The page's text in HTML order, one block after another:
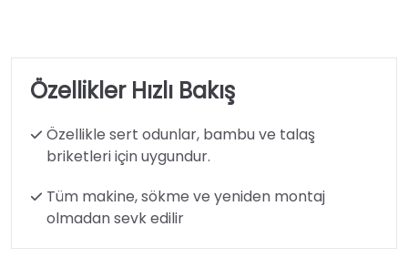
Özellikler Hızlı Bakış
Özellikle sert odunlar, bambu ve talaş
briketleri için uygundur.
Tüm makine, sökme ve yeniden montaj
olmadan sevk edilir